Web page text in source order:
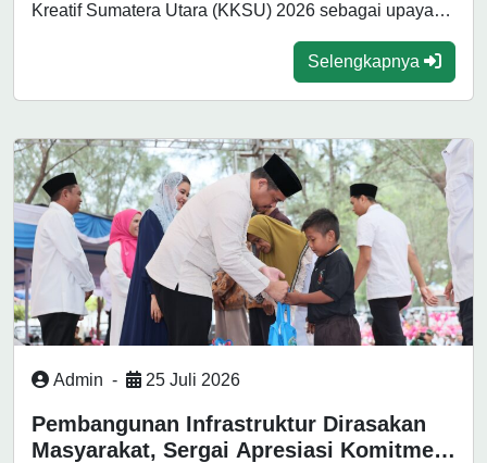
Kreatif Sumatera Utara (KKSU) 2026 sebagai upaya
Selengkapnya
Admin - 25 Juli 2026
Pembangunan Infrastruktur Dirasakan
Masyarakat, Sergai Apresiasi Komitmen